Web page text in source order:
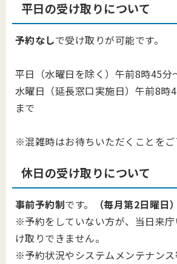
平日の受け取りについて
予約なしで受け取りが可能です。
平日（水曜日を除く）午前8時45分
水曜日（延長窓口実施日）午前8時
まで
※混雑時はお待ちいただくことを
休日の受け取りについて
事前予約制です。
（毎月第2日曜日）
※予約をしていない方が、当日来
け取りできません。
※予約状況やシステムメンテナンス